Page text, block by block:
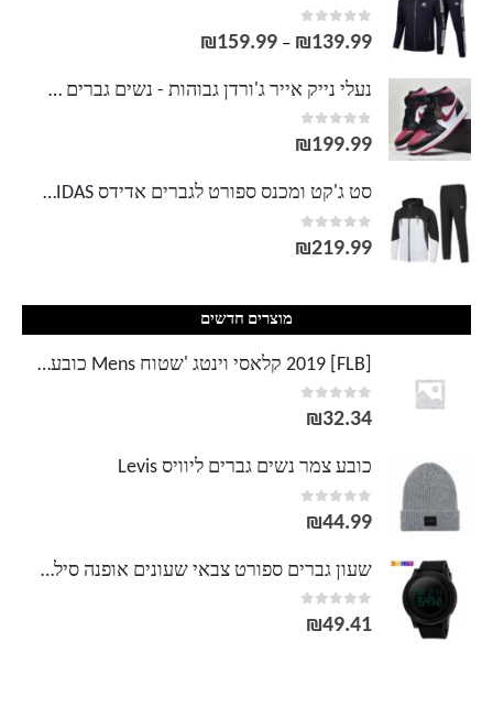
0
out of 5
₪139.99
–
₪159.99
נעלי נייק אייר ג'ורדן גבוהות - נשים גברים NIKE AIR JORDAN
0
out of 5
₪199.99
סט ג'קט ומכנס ספורט לגברים אדידס ADIDAS
0
out of 5
₪219.99
מוצרים חדשים
[FLB] 2019 קלאסי וינטג 'שטוח Mens כובעים כובעים וכובע מתכוונן מצויד כובע עבה יותר חורף כובעים צבאיים חמים לגברים F314
0
out of 5
₪32.34
כובע צמר נשים גברים ליוויס Levis
0
out of 5
₪44.99
שעון גברים ספורט צבאי שעונים אופנה סיליקון עמיד למים LED שעון דיגיטלי לגבר שעון איש Relogio Masculino
0
out of 5
₪49.41